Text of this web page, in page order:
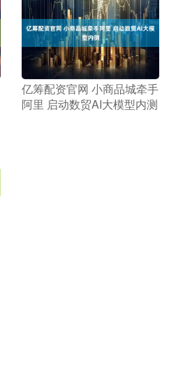
​亿筹配资官网 小商品城牵手
阿里 启动数贸AI大模型内测